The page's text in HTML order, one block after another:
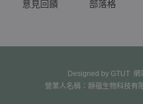
意見回饋 部落格
Designed by GTUT 網
營業人名稱：靜蘊生物科技有